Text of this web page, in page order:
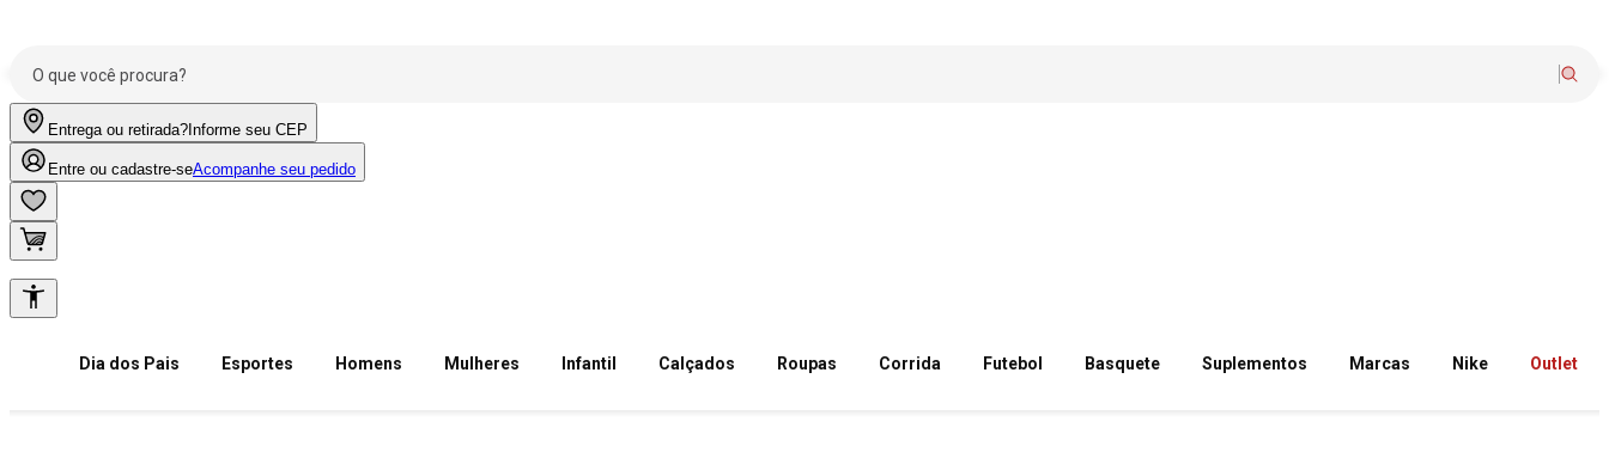
Entrega ou retirada? Informe seu CEP
Entre ou cadastre-seAcompanhe seu pedido
Dia dos Pais Esportes Homens Mulheres Infantil Calçados Roupas Corrida Futebol Basquete Suplementos Marcas Nike Outlet